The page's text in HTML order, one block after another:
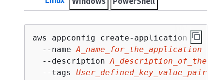
aws appconfig create-application \
  --name
A_name_for_the_application
  --description
  --tags